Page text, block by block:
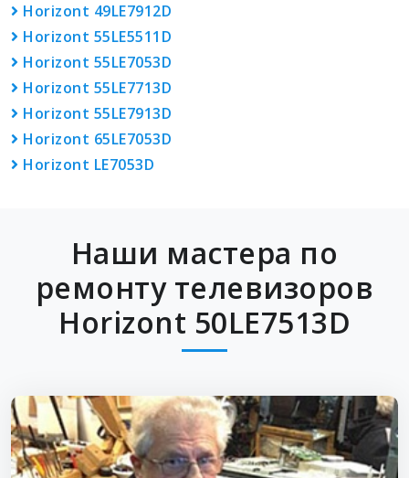
Horizont 49LE7912D
Horizont 55LE5511D
Horizont 55LE7053D
Horizont 55LE7713D
Horizont 55LE7913D
Horizont 65LE7053D
Horizont LE7053D
Наши мастера по
ремонту телевизоров
Horizont 50LE7513D